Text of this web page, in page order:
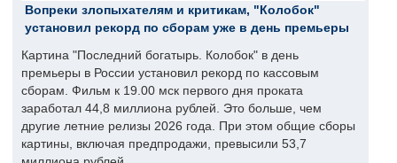
Вопреки злопыхателям и критикам, "Колобок"
установил рекорд по сборам уже в день премьеры
Картина "Последний богатырь. Колобок" в день
премьеры в России установил рекорд по кассовым
сборам. Фильм к 19.00 мск первого дня проката
заработал 44,8 миллиона рублей. Это больше, чем
другие летние релизы 2026 года. При этом общие сборы
картины, включая предпродажи, превысили 53,7